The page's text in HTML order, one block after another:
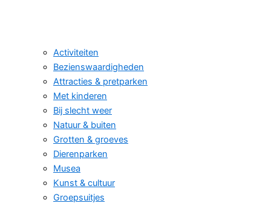
Activiteiten
Bezienswaardigheden
Attracties & pretparken
Met kinderen
Bij slecht weer
Natuur & buiten
Grotten & groeves
Dierenparken
Musea
Kunst & cultuur
Groepsuitjes